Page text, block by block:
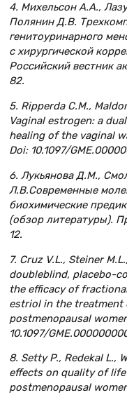
4. Михельсон А.А.,
Полянин Д.В.
генитоуринарного
с хирургической
Российский вестник
82.
5. Ripperda C.M.,
Vaginal estrogen: a
healing of the vaginal
Doi: 10.1097/
6. Лукьянова Д.М.,
Л.В.Современные
биохимические
(обзор литературы).
12.
7. Cruz V.L., Steiner
doubleblind, placebo-
the efficacy of
estriol in the treatment
postmenopausal
10.1097/
8. Setty P., Redekal L.,
effects on quality of
postmenopausal